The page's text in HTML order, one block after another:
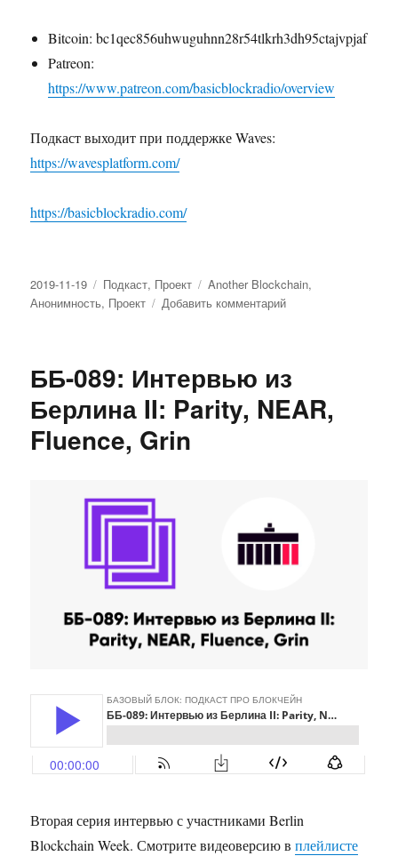
Bitcoin: bc1qec856uhwuguhnn28r54tlkrh3dh95ctajvpjaf
Patreon:
https://www.patreon.com/basicblockradio/overview
Подкаст выходит при поддержке Waves:
https://wavesplatform.com/
https://basicblockradio.com/
Опубликовано
2019-11-19 Рубрики
Подкаст, Проект Метки
Another Blockchain,
Анонимность, Проект Добавить комментарий
(Grin)
и
Иван
шифропанка
ББ-089: Интервью из
Берлина II: Parity, NEAR,
Fluence, Grin
Вторая серия интервью с участниками Berlin
Blockchain Week. Смотрите видеоверсию вплейлисте